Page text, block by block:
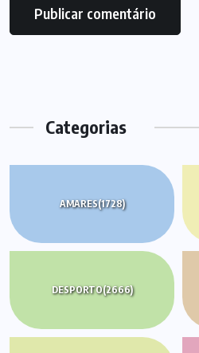
Categorias
AMARES(1728)
DESPORTO(2666)